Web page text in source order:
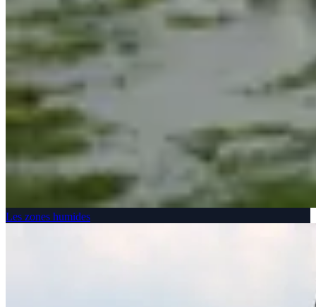
Les zones humides